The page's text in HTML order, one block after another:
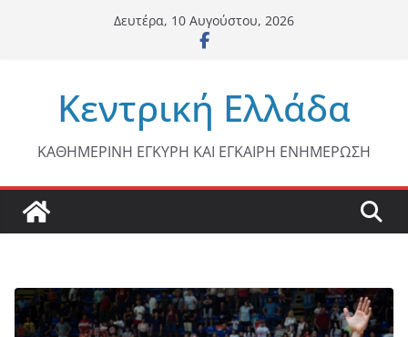
Δευτέρα, 10 Αυγούστου, 2026
Κεντρική Ελλάδα
ΚΑΘΗΜΕΡΙΝΗ ΕΓΚΥΡΗ ΚΑΙ ΕΓΚΑΙΡΗ ΕΝΗΜΕΡΩΣΗ